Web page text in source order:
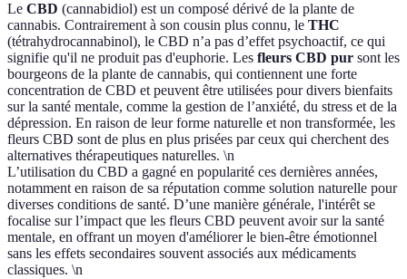
Le CBD (cannabidiol) est un composé dérivé de la plante de
cannabis. Contrairement à son cousin plus connu, le THC
(tétrahydrocannabinol), le CBD n’a pas d’effet psychoactif, ce qui
signifie qu'il ne produit pas d'euphorie. Les fleurs CBD pur sont les
bourgeons de la plante de cannabis, qui contiennent une forte
concentration de CBD et peuvent être utilisées pour divers bienfaits
sur la santé mentale, comme la gestion de l’anxiété, du stress et de la
dépression. En raison de leur forme naturelle et non transformée, les
fleurs CBD sont de plus en plus prisées par ceux qui cherchent des
alternatives thérapeutiques naturelles. \n
L’utilisation du CBD a gagné en popularité ces dernières années,
notamment en raison de sa réputation comme solution naturelle pour
diverses conditions de santé. D’une manière générale, l'intérêt se
focalise sur l’impact que les fleurs CBD peuvent avoir sur la santé
mentale, en offrant un moyen d'améliorer le bien-être émotionnel
sans les effets secondaires souvent associés aux médicaments
classiques. \n